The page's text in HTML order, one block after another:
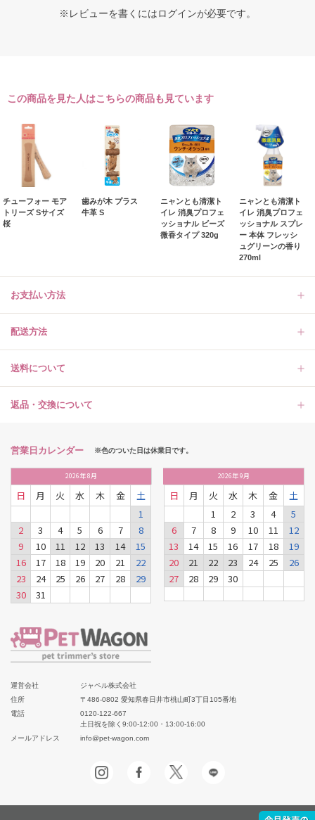
※レビューを書くにはログインが必要です。
この商品を見た人はこちらの商品も見ています
チューフォー モア
トリーズ Sサイズ
桜
歯みが木 プラス
牛革 S
ニャンとも清潔ト
イレ 消臭プロフェ
ッショナル ビーズ
微香タイプ 320g
ニャンとも清潔ト
イレ 消臭プロフェ
ッショナル スプレ
ー 本体 フレッシ
ュグリーンの香り
270ml
お支払い方法
配送方法
送料について
返品・交換について
営業日カレンダー ※色のついた日は休業日です。
2026年8月
日 月 火 水 木 金
土
1
2
3 4 5 6 7
8
9
10 11 12 13 14
15
16
17 18 19 20 21
22
23
24 25 26 27 28
29
30
31
2026年9月
日 月 火 水 木 金
土
1
2 3 4
5
6
7 8 9 10 11
12
13
14 15 16 17 18
19
20
21 22 23 24 25
26
27
28 29 30
運営会社
ジャペル株式会社
住所
〒486-0802 愛知県春日井市桃山町3丁目105番地
電話
0120-122-667
土日祝を除く9:00-12:00・13:00-16:00
メールアドレス
info@pet-wagon.com